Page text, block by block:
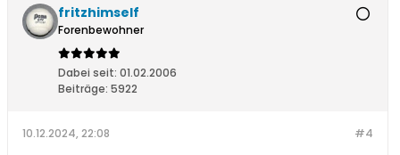
fritzhimself
Forenbewohner
Dabei seit: 01.02.2006
Beiträge: 5922
#4
10.12.2024, 22:08